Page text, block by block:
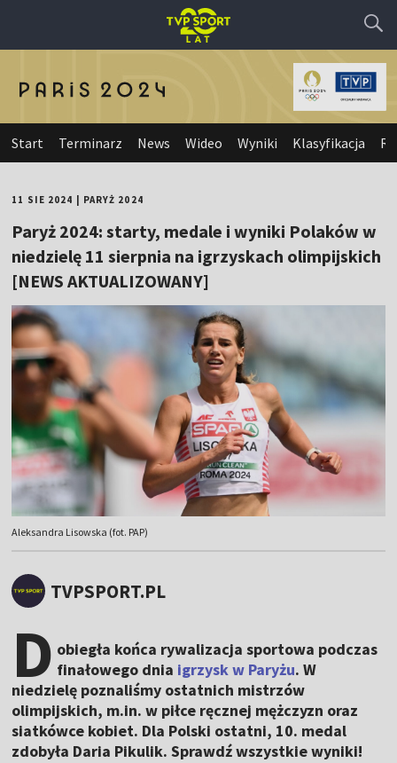
Start Terminarz News Wideo Wyniki Klasyfikacja
11 SIE 2024 PARYŻ 2024
Paryż 2024: starty, medale i wyniki Polaków w
niedzielę 11 sierpnia na igrzyskach olimpijskich
[NEWS AKTUALIZOWANY]
Aleksandra Lisowska (fot. PAP)
TVPSPORT.PL
D obiegła końca rywalizacja sportowa podczas
finałowego dnia igrzysk w Paryżu. W
niedzielę poznaliśmy ostatnich mistrzów
olimpijskich, m.in. w piłce ręcznej mężczyzn oraz
siatkówce kobiet. Dla Polski ostatni, 10. medal
zdobyła Daria Pikulik. Sprawdź wszystkie wyniki!